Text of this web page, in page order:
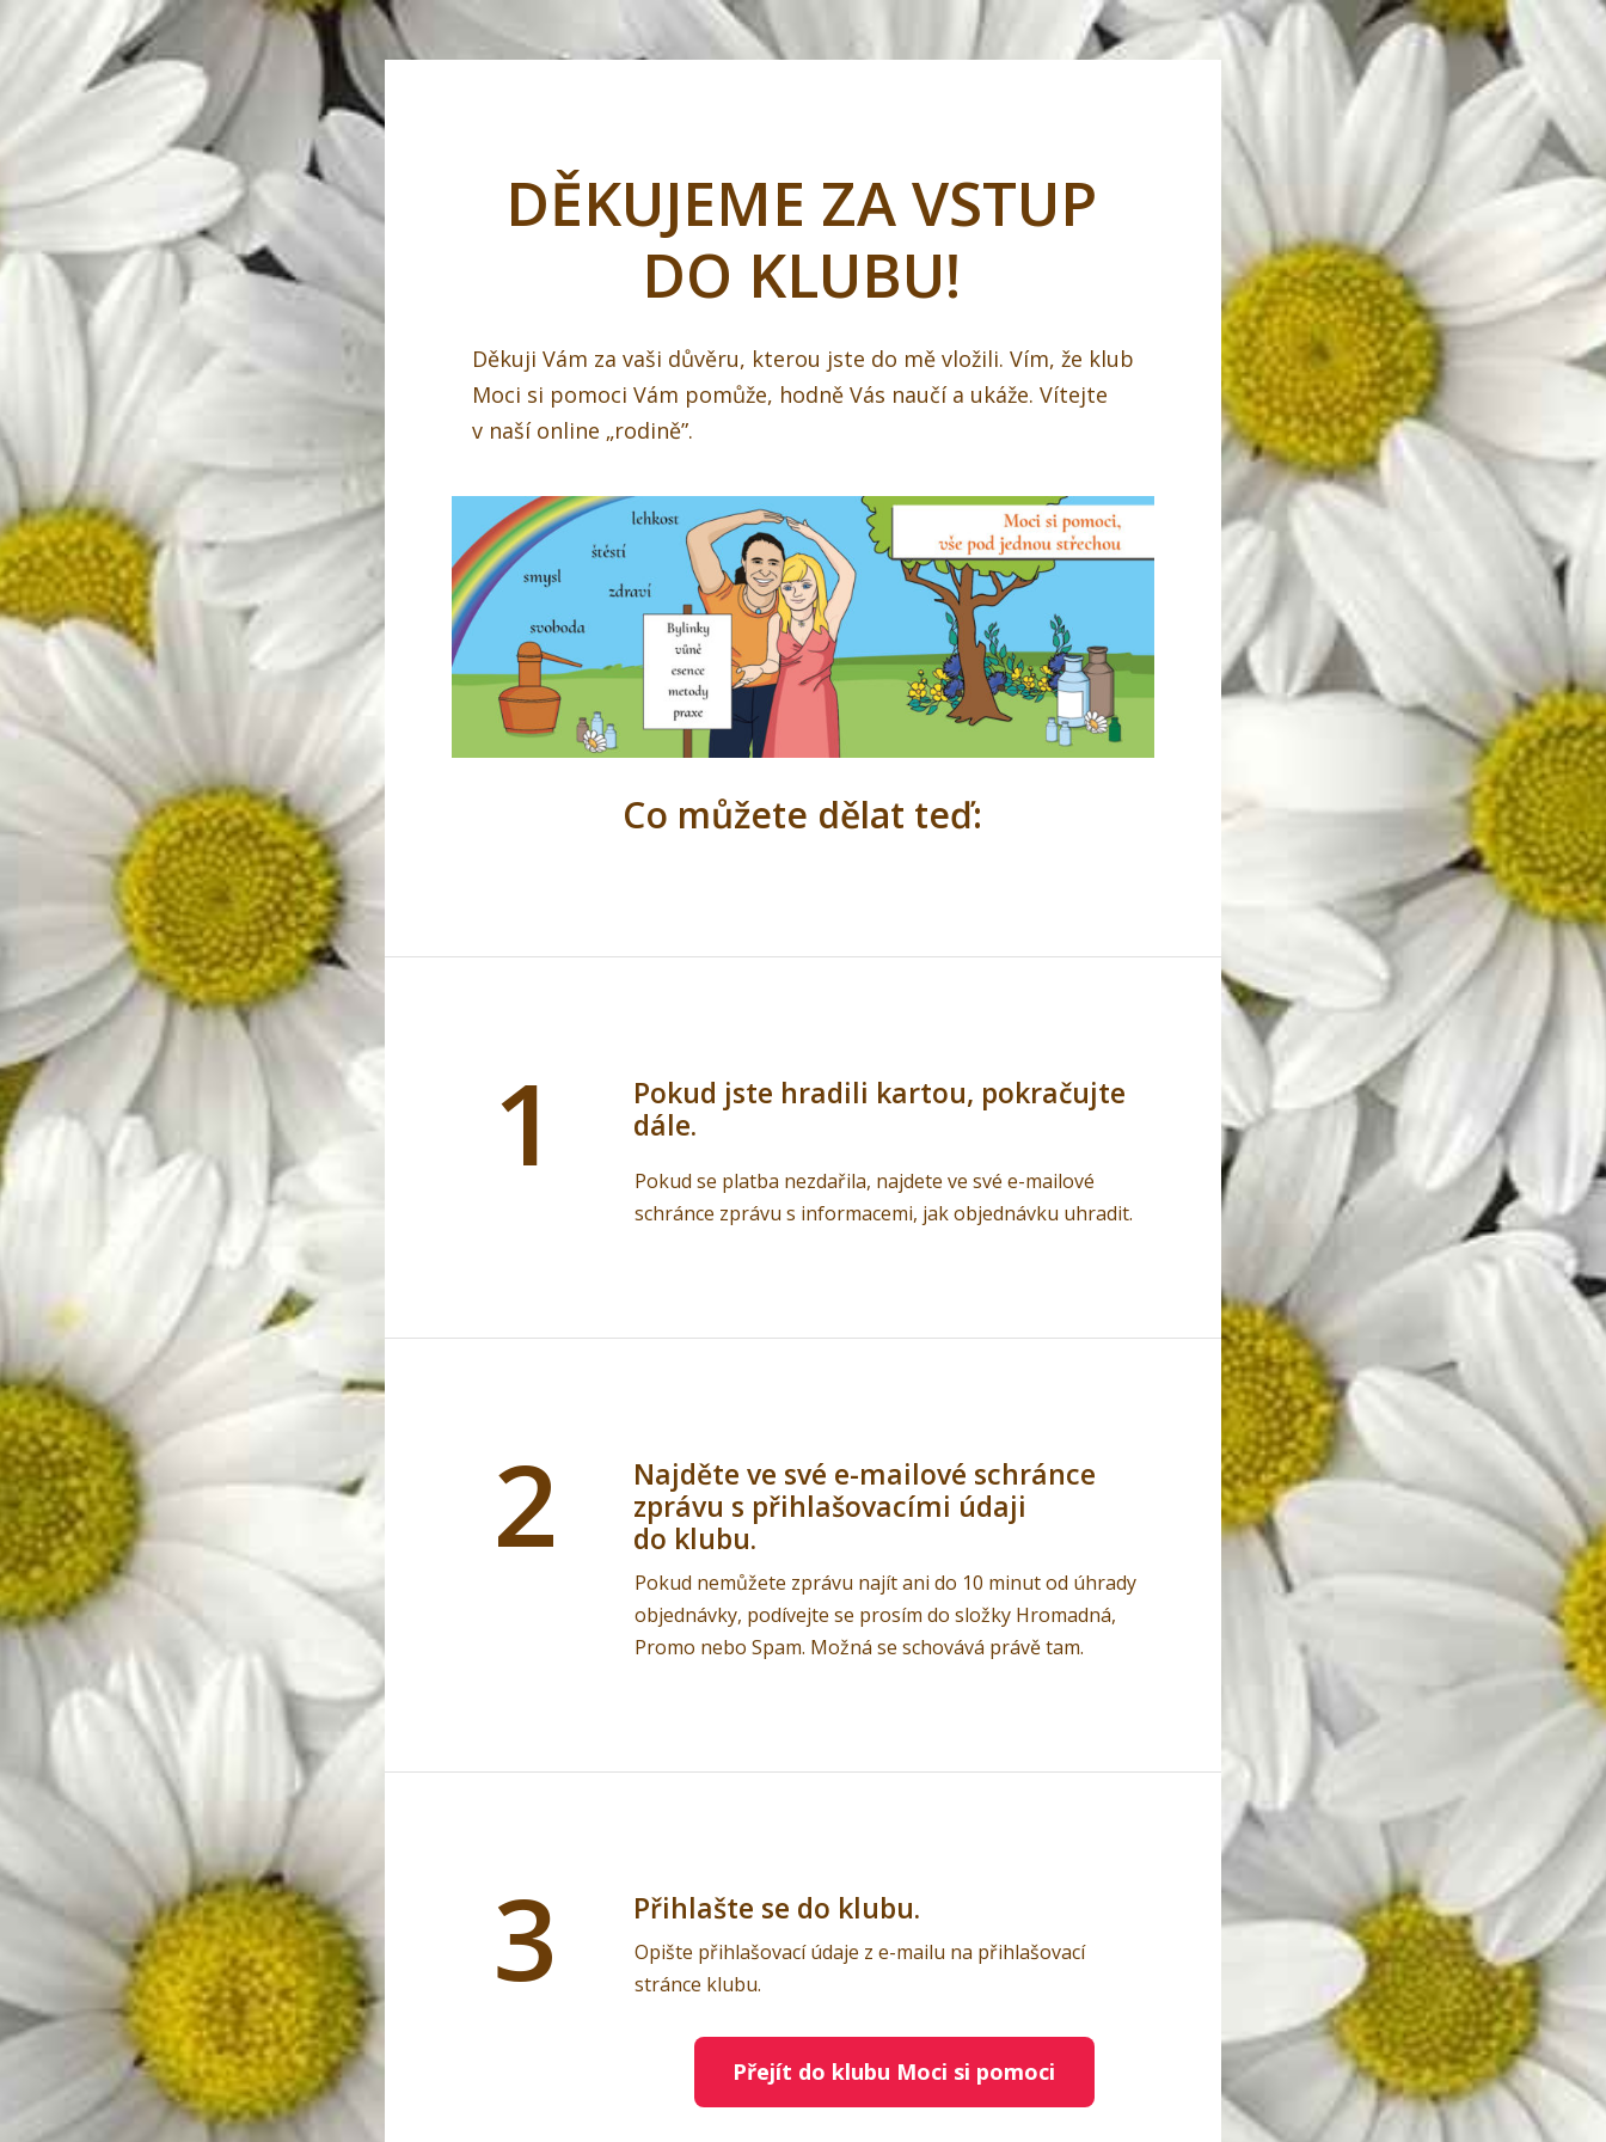
DĚKUJEME ZA VSTUP
DO KLUBU!
Děkuji Vám za vaši důvěru, kterou jste do mě vložili. Vím, že klub
Moci si pomoci Vám pomůže, hodně Vás naučí a ukáže. Vítejte
v naší online „rodině”.
Co můžete dělat teď:
1
Pokud jste hradili kartou, pokračujte
dále.
Pokud se platba nezdařila, najdete ve své e-mailové
schránce zprávu s informacemi, jak objednávku uhradit.
2
Najděte ve své e-mailové schránce
zprávu s přihlašovacími údaji
do klubu.
Pokud nemůžete zprávu najít ani do 10 minut od úhrady
objednávky, podívejte se prosím do složky Hromadná,
Promo nebo Spam. Možná se schovává právě tam.
3 Přihlašte se do klubu.
Opište přihlašovací údaje z e-mailu na přihlašovací
stránce klubu.
Přejít do klubu Moci si pomoci